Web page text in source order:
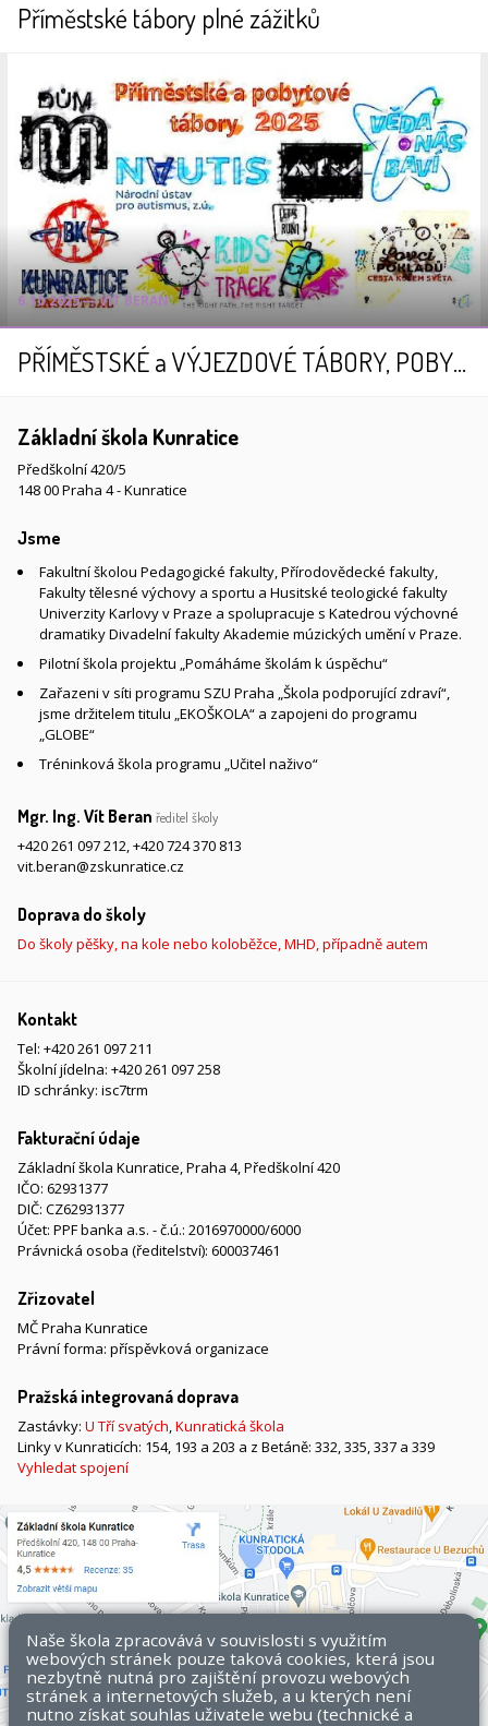
Příměstské tábory plné zážitků
6.10.2025 ― VÍT BERAN
PŘÍMĚSTSKÉ a VÝJEZDOVÉ TÁBORY, POBYTOVÉ AKCE 2025
Základní škola Kunratice
Předškolní 420/5
148 00 Praha 4 - Kunratice
Jsme
Fakultní školou Pedagogické fakulty, Přírodovědecké fakulty,
Fakulty tělesné výchovy a sportu a Husitské teologické fakulty
Univerzity Karlovy v Praze a spolupracuje s Katedrou výchovné
dramatiky Divadelní fakulty Akademie múzických umění v Praze.
Pilotní škola projektu „Pomáháme školám k úspěchu“
Zařazeni v síti programu SZU Praha „Škola podporující zdraví“,
jsme držitelem titulu „EKOŠKOLA“ a zapojeni do programu
„GLOBE“
Tréninková škola programu „Učitel naživo“
Mgr. Ing. Vít Beran ředitel školy
+420 261 097 212,+420 724 370 813
vit.beran@zskunratice.cz
Doprava do školy
Do školy pěšky, na kole nebo koloběžce, MHD, případně autem
Kontakt
Tel: +420 261 097 211
Školní jídelna: +420 261 097 258
ID schránky: isc7trm
Fakturační údaje
Základní škola Kunratice, Praha 4, Předškolní 420
IČO: 62931377
DIČ: CZ62931377
Účet: PPF banka a.s. - č.ú.: 2016970000/6000
Právnická osoba (ředitelství): 600037461
Zřizovatel
MČ Praha Kunratice
Právní forma: příspěvková organizace
Pražská integrovaná doprava
Zastávky: U Tří svatých,Kunratická škola
Linky v Kunraticích: 154, 193 a 203 a z Betáně: 332, 335, 337 a 339
Vyhledat spojení
Naše škola zpracovává v souvislosti s využitím
webových stránek pouze taková cookies, která jsou
nezbytně nutná pro zajištění provozu webových
stránek a internetových služeb, a u kterých není
nutno získat souhlas uživatele webu (technické a